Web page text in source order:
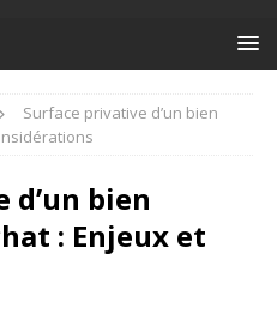
Surface privative d’un bien
bien
: Enjeux et